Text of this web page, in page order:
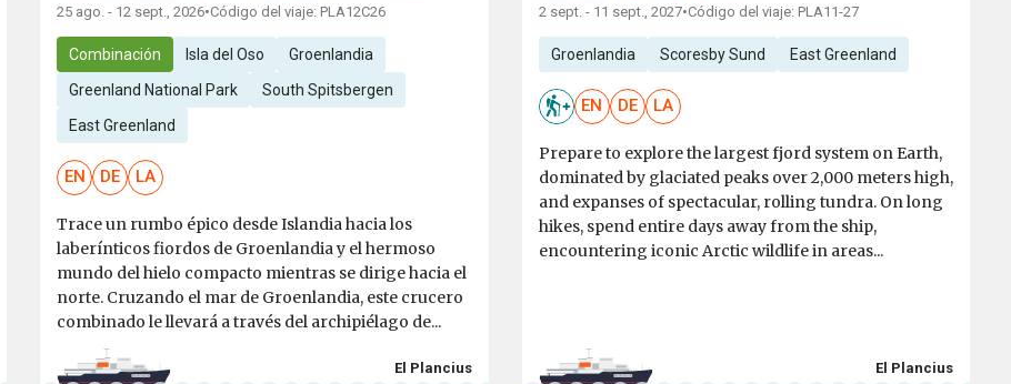
25 ago. - 12 sept., 2026•Código del viaje: PLA12C26
Combinación Isla del Oso Groenlandia
Greenland National Park South Spitsbergen
East Greenland
EN DE LA
Trace un rumbo épico desde Islandia hacia los
laberínticos fiordos de Groenlandia y el hermoso
mundo del hielo compacto mientras se dirige hacia el
norte. Cruzando el mar de Groenlandia, este crucero
combinado le llevará a través del archipiélago de...
El Plancius
2 sept. - 11 sept., 2027•Código del viaje: PLA11-27
Groenlandia Scoresby Sund East Greenland
EN DE LA
Prepare to explore the largest fjord system on Earth,
dominated by glaciated peaks over 2,000 meters high,
and expanses of spectacular, rolling tundra. On long
hikes, spend entire days away from the ship,
encountering iconic Arctic wildlife in areas...
El Plancius